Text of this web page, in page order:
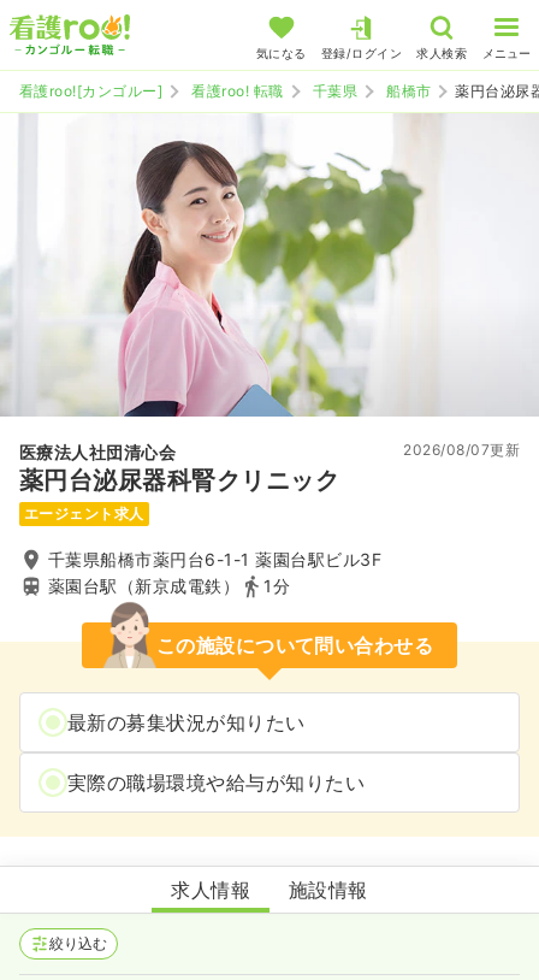
気になる 登録/ログイン 求人検索 メニュー
看護roo![カンゴルー] 看護roo! 転職 千葉県 船橋市 薬円台泌尿
医療法人社団清心会
薬円台泌尿器科腎クリニック
2026/08/07更新
エージェント求人
千葉県船橋市薬円台6-1-1 薬園台駅ビル3F
薬園台駅（新京成電鉄）
1分
この施設について問い合わせる
最新の募集状況が知りたい
実際の職場環境や給与が知りたい
薬円台泌尿器科腎クリニック
求人情報 施設情報
絞り込む